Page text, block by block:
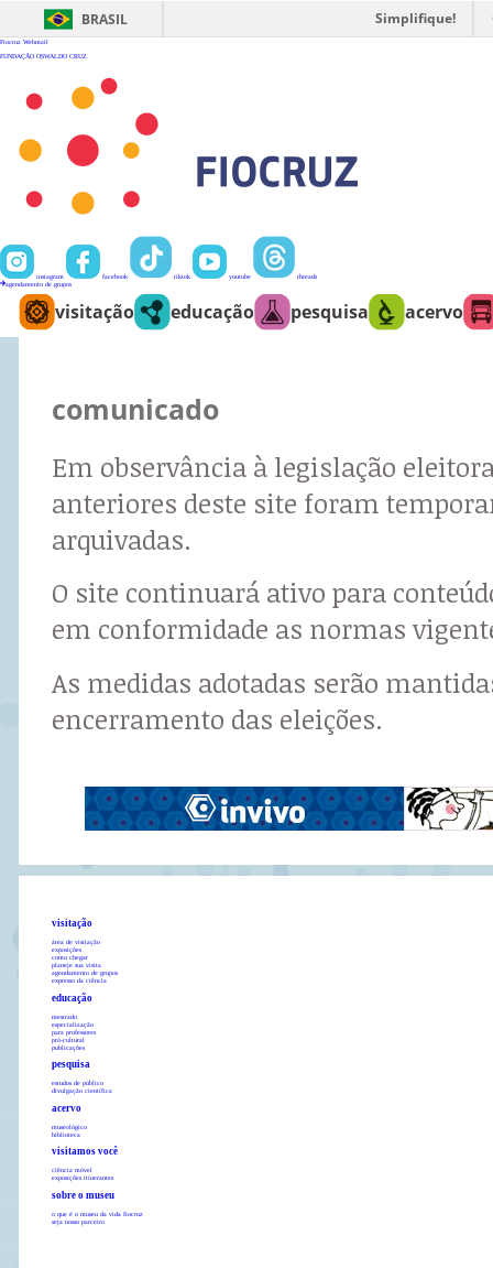
BRASIL Simplifique!
Fiocruz Webmail
FUNDAÇÃO OSWALDO CRUZ
instagram facebook tiktok youtube
threads
agendamento de grupos
visitação educação pesquisa acervo
comunicado
Em observância à legislação
anteriores deste site foram
arquivadas.
O site continuará ativo para
em conformidade as normas
As medidas adotadas serão
encerramento das eleições.
visitação
área de visitação
exposições
como chegar
planeje sua visita
agendamento de grupos
expresso da ciência
educação
mestrado
especialização
para professores
pró-cultural
publicações
pesquisa
estudos de público
divulgação científica
acervo
museológico
biblioteca
visitamos você
ciência móvel
exposições itinerantes
sobre o museu
o que é o museu da vida fiocruz
seja nosso parceiro